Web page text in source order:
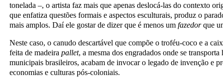
tonelada –, o artista faz mais que apenas deslocá-las do contexto
que enfatiza questões formais e aspectos esculturais, produz o
mais amplos. Daí ele gostar de dizer que é menos um fazedorque
Neste caso, o canudo descartável que compõe o troféu-coco e a
feita de madeira pallet, a mesma dos engradados onde se
municipais brasileiros, acabam de invocar o legado de invenção e
economias e culturas pós-coloniais.